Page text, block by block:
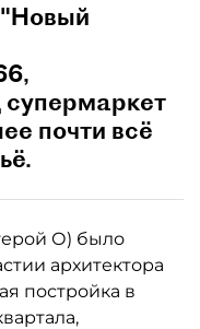
"Новый
супермаркет
почти всё
О) было
архитектора
постройка в